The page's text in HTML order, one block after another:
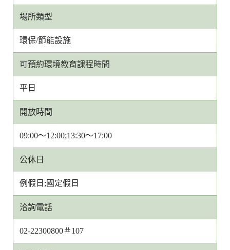
場所類型
環保/節能設施
可預約環境教育課程時間
平日
開放時間
09:00～12:00;13:30～17:00
公休日
例假日;國定假日
洽詢電話
02-22300800＃107